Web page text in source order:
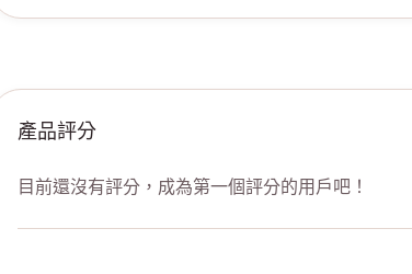
產品評分
目前還沒有評分，成為第一個評分的用戶吧！